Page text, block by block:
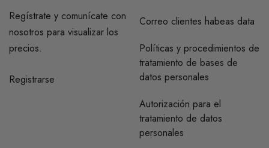
Regístrate y comunícate con
nosotros para visualizar los
precios.
Registrarse
Correo clientes habeas data
Políticas y procedimientos de
tratamiento de bases de
datos personales
Autorización para el
tratamiento de datos
personales